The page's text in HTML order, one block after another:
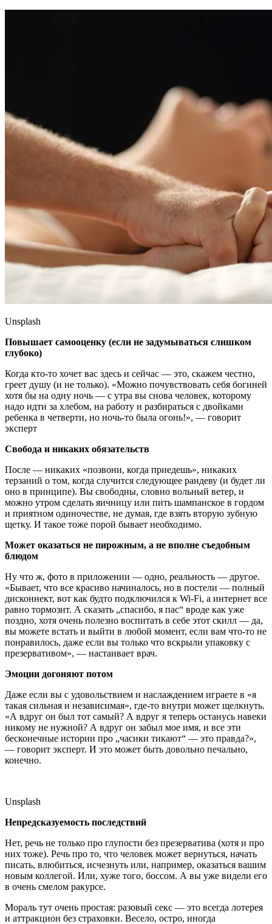
Unsplash
Повышает самооценку (если не задумываться слишком
глубоко)
Когда кто-то хочет вас здесь и сейчас — это, скажем честно,
греет душу (и не только). «Можно почувствовать себя богиней
хотя бы на одну ночь — с утра вы снова человек, которому
надо идти за хлебом, на работу и разбираться с двойками
ребенка в четверти, но ночь-то была огонь!», — говорит
эксперт
Свобода и никаких обязательств
После — никаких «позвони, когда приедешь», никаких
терзаний о том, когда случится следующее рандеву (и будет ли
оно в принципе). Вы свободны, словно вольный ветер, и
можно утром сделать яичницу или пить шампанское в гордом
и приятном одиночестве, не думая, где взять вторую зубную
щетку. И такое тоже порой бывает необходимо.
Может оказаться не пирожным, а не вполне съедобным
блюдом
Ну что ж, фото в приложении — одно, реальность — другое.
«Бывает, что все красиво начиналось, но в постели — полный
дисконнект, вот как будто подключился к Wi-Fi, а интернет все
равно тормозит. А сказать „спасибо, я пас“ вроде как уже
поздно, хотя очень полезно воспитать в себе этот скилл — да,
вы можете встать и выйти в любой момент, если вам что-то не
понравилось, даже если вы только что вскрыли упаковку с
презервативом», — настаивает врач.
Эмоции догоняют потом
Даже если вы с удовольствием и наслаждением играете в «я
такая сильная и независимая», где-то внутри может щелкнуть.
«А вдруг он был тот самый? А вдруг я теперь останусь навеки
никому не нужной? А вдруг он забыл мое имя, и все эти
бесконечные истории про „часики тикают“ — это правда?»,
— говорит эксперт. И это может быть довольно печально,
конечно.
Unsplash
Непредсказуемость последствий
Нет, речь не только про глупости без презерватива (хотя и про
них тоже). Речь про то, что человек может вернуться, начать
писать, влюбиться, исчезнуть или, например, оказаться вашим
новым коллегой. Или, хуже того, боссом. А вы уже видели его
в очень смелом ракурсе.
Мораль тут очень простая: разовый секс — это всегда лотерея
и аттракцион без страховки. Весело, остро, иногда